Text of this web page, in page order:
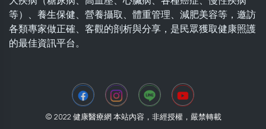
等）、養生保健、營養攝取、體重管理、減肥美容等，邀訪
各類專家做正確、客觀的剖析與分享，是民眾獲取健康照護
的最佳資訊平台。
© 2022 健康醫療網 本站內容，非經授權，嚴禁轉載